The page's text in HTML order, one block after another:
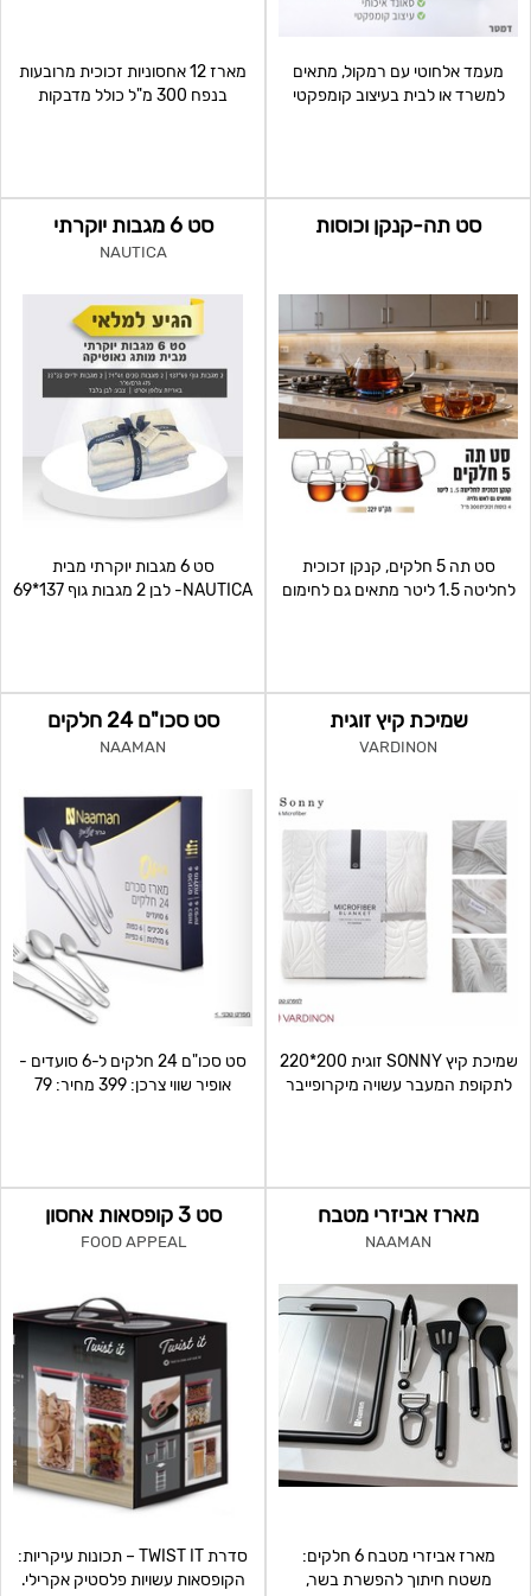
מעמד אלחוטי עם רמקול, מתאים
למשרד או לבית בעיצוב קומפקטי
מארז 12 אחסוניות זכוכית מרובעות
בנפח 300 מ"ל כולל מדבקות
סט תה-קנקן וכוסות
סט תה 5 חלקים, קנקן זכוכית
לחליטה 1.5 ליטר מתאים גם לחימום
סט 6 מגבות יוקרתי
NAUTICA
סט 6 מגבות יוקרתי מבית
NAUTICA- לבן 2 מגבות גוף 137*69
שמיכת קיץ זוגית
VARDINON
שמיכת קיץ SONNY זוגית 200*220
לתקופת המעבר עשויה מיקרופייבר
סט סכו"ם 24 חלקים
NAAMAN
סט סכו"ם 24 חלקים ל-6 סועדים -
אופיר שווי צרכן: 399 מחיר: 79
מארז אביזרי מטבח
NAAMAN
מארז אביזרי מטבח 6 חלקים:
משטח חיתוך להפשרת בשר,
סט 3 קופסאות אחסון
FOOD APPEAL
סדרת TWIST IT – תכונות עיקריות:
הקופסאות עשויות פלסטיק אקרילי.